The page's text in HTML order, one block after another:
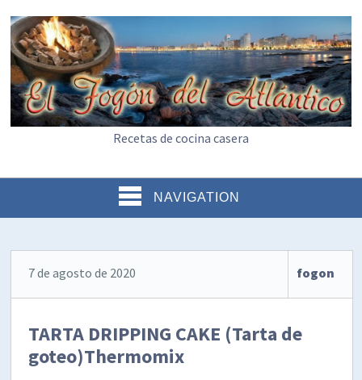
Recetas de cocina casera
NAVIGATION
7 de agosto de 2020 fogon
TARTA DRIPPING CAKE (Tarta de
goteo)Thermomix